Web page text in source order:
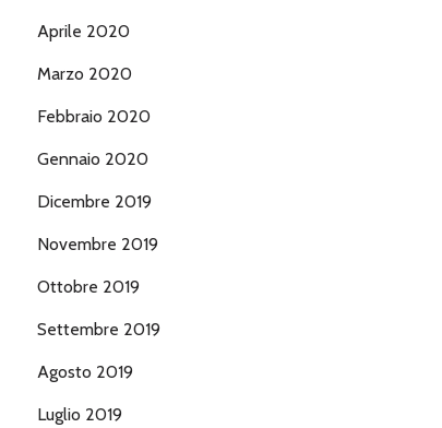
Aprile 2020
Marzo 2020
Febbraio 2020
Gennaio 2020
Dicembre 2019
Novembre 2019
Ottobre 2019
Settembre 2019
Agosto 2019
Luglio 2019